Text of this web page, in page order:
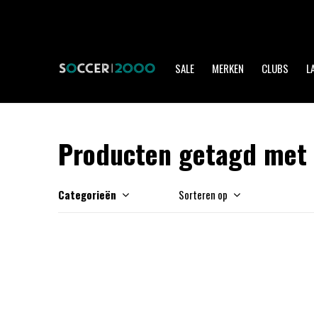
SALE MERKEN CLUBS
Producten getagd
Categorieën Sorteren op